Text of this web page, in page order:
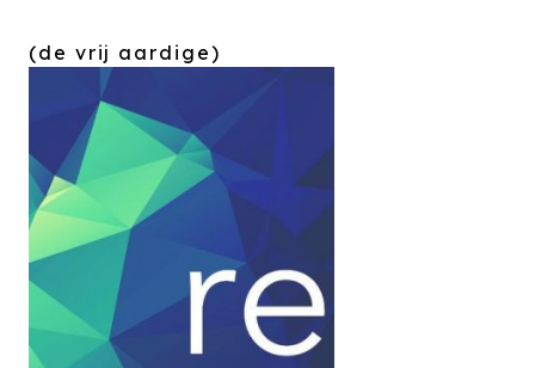
(de vrij aardige)